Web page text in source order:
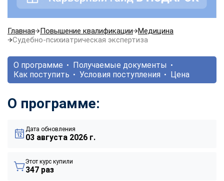
Главная Повышение квалификации
Медицина
Судебно-психиатрическая экспертиза
О программе
Получаемые документы
Как поступить
Условия поступления Цена
О программе:
Дата обновления
03 августа 2026 г.
Этот курс купили
347 раз